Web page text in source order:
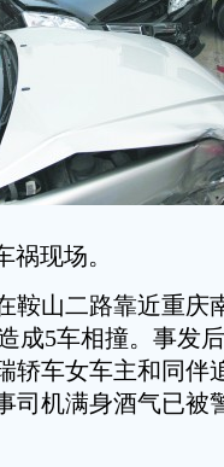
祸现场。
鞍山二路靠近重庆
成5车相撞。事发
轿车女车主和同伴
司机满身酒气已被